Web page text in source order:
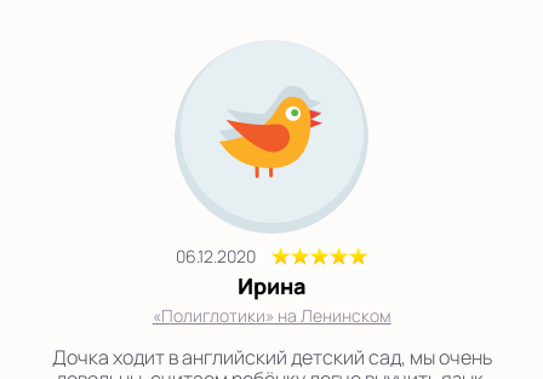
06.12.2020
Ирина
«Полиглотики» на Ленинском
Дочка ходит в английский детский сад, мы очень